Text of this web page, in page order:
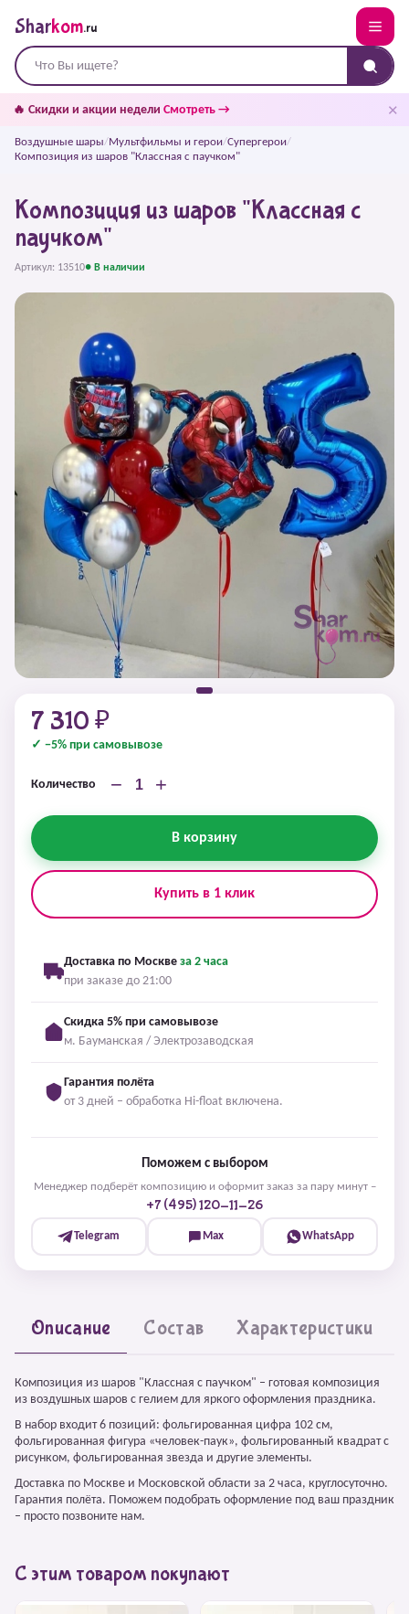
Sharkom.ru
🔥 Скидки и акции недели Смотреть → ✕
Воздушные шары/Мультфильмы и герои/Супергерои/
Композиция из шаров "Классная с паучком"
Композиция из шаров "Классная с
паучком"
Артикул: 13510● В наличии
7 310 ₽
✓ −5% при самовывозе
Количество − +
В корзину
Купить в 1 клик
Доставка по Москве за 2 часа
при заказе до 21:00
Скидка 5% при самовывозе
м. Бауманская / Электрозаводская
Гарантия полёта
от 3 дней – обработка Hi-float включена.
Поможем с выбором
Менеджер подберёт композицию и оформит заказ за пару минут –
+7 (495) 120-11-26
Telegram Max WhatsApp
Описание Состав Характеристики
Композиция из шаров "Классная с паучком" – готовая композиция
из воздушных шаров с гелием для яркого оформления праздника.
В набор входит 6 позиций: фольгированная цифра 102 см,
фольгированная фигура «человек-паук», фольгированный квадрат с
рисунком, фольгированная звезда и другие элементы.
Доставка по Москве и Московской области за 2 часа, круглосуточно.
Гарантия полёта. Поможем подобрать оформление под ваш праздник
– просто позвоните нам.
С этим товаром покупают